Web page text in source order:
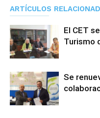
ARTÍCULOS
El CET
Turismo
Se